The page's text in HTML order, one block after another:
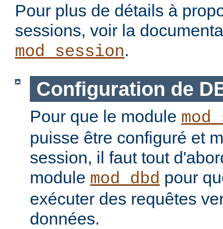
Pour plus de détails à
sessions, voir la
mod_session.
Configuration de
Pour que le module
puisse être configuré et
session, il faut tout
module mod_dbd pour
exécuter des requêtes
données.